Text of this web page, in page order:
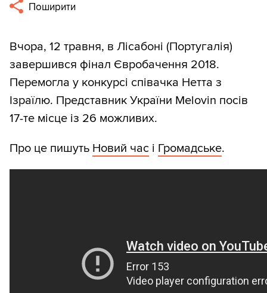
Поширити
Вчора, 12 травня, в Лісабоні (Португалія)
завершився фінал Євробачення 2018.
Перемогла у конкурсі співачка Нетта з
Ізраїлю. Представник України Melovin посів
17-те місце із 26 можливих.
Про це пишуть Новий час і Громадське.